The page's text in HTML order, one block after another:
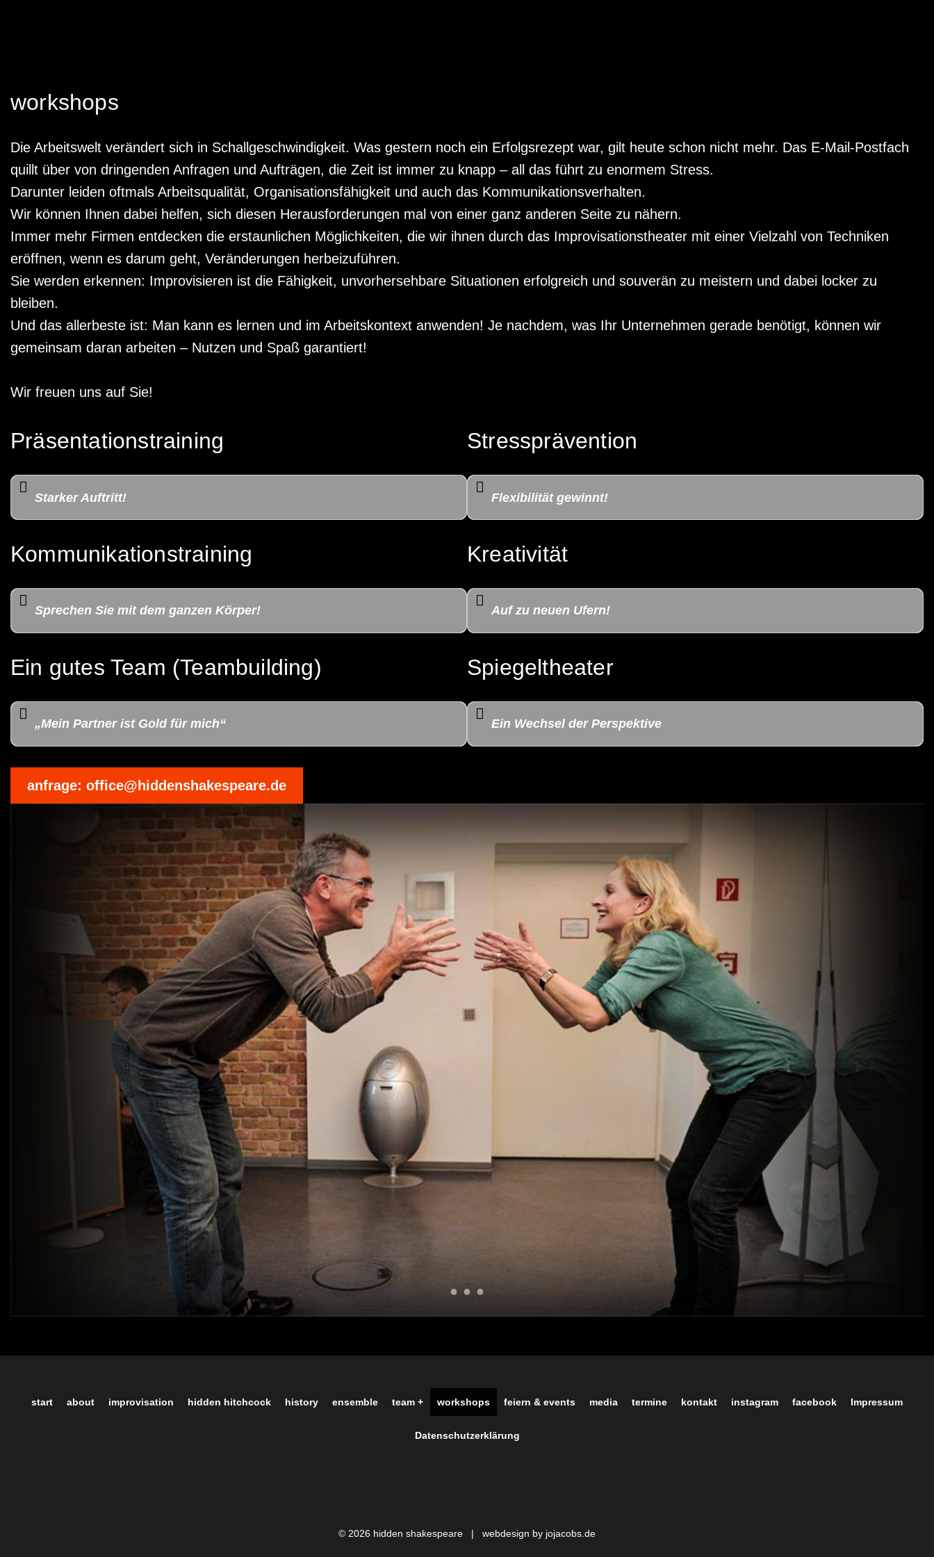
workshops
Die Arbeitswelt verändert sich in Schallgeschwindigkeit. Was gestern noch ein Erfolgsrezept war, gilt heute schon nicht mehr. Das E-Mail-Postfach
quillt über von dringenden Anfragen und Aufträgen, die Zeit ist immer zu knapp – all das führt zu enormem Stress.
Darunter leiden oftmals Arbeitsqualität, Organisationsfähigkeit und auch das Kommunikationsverhalten.
Wir können Ihnen dabei helfen, sich diesen Herausforderungen mal von einer ganz anderen Seite zu nähern.
Immer mehr Firmen entdecken die erstaunlichen Möglichkeiten, die wir ihnen durch das Improvisationstheater mit einer Vielzahl von Techniken
eröffnen, wenn es darum geht, Veränderungen herbeizuführen.
Sie werden erkennen: Improvisieren ist die Fähigkeit, unvorhersehbare Situationen erfolgreich und souverän zu meistern und dabei locker zu
bleiben.
Und das allerbeste ist: Man kann es lernen und im Arbeitskontext anwenden! Je nachdem, was Ihr Unternehmen gerade benötigt, können wir
gemeinsam daran arbeiten – Nutzen und Spaß garantiert!
Wir freuen uns auf Sie!
Präsentationstraining
Starker Auftritt!
Kommunikationstraining
Sprechen Sie mit dem ganzen Körper!
Ein gutes Team (Teambuilding)
„Mein Partner ist Gold für mich“
anfrage: office@hiddenshakespeare.de
Stressprävention
Flexibilität gewinnt!
Kreativität
Auf zu neuen Ufern!
Spiegeltheater
Ein Wechsel der Perspektive
start about improvisation hidden hitchcock history ensemble team + workshops feiern & events media termine kontakt instagram facebook Impressum
Datenschutzerklärung
© 2026 hidden shakespeare | webdesign by jojacobs.de